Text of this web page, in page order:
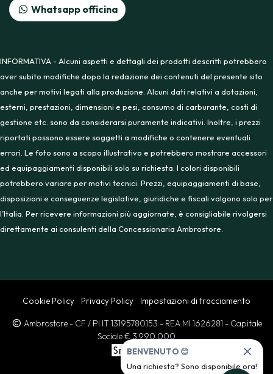
Whatsapp officina
INFORMATIVA - Alcuni aspetti e dettagli dei prodotti descritti potrebbero
aver subito modifiche dopo la redazione dei contenuti del presente sito
anche per motivi legati alla produzione. Alcuni dati relativi a dotazioni,
esterni, prestazioni, dimensioni e pesi, consumo di carburante, costi di
gestione etc. sono da considerarsi puramente indicativi. Inoltre, i prezzi
riportati possono essere soggetti a modifiche o contenere eventuali
errori. Le foto sono a scopo illustrativo e potrebbero mostrare accessori
ed equipaggiamenti disponibili solo su richiesta. I colori disponibili
potrebbero variare per motivi tecnici. Prezzi, equipaggiamenti di base,
disposizioni e conseguenze legislative, giuridiche e fiscali valgono solo per
l’Italia. Per ricevere informazioni più aggiornate, è consigliabile rivolgersi
direttamente ai consulenti della Concessionaria Ambrostore.
Cookie Policy Privacy Policy Impostazioni di tracciamento
Ambrostore - CF / PI IT 13195780153 - REA MI 1626281 - Capitale
Sociale € 3.990.000
BENVENUTO 😊
Una richiesta? Sono disponibile ora!